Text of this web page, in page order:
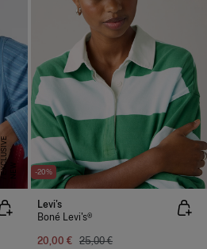
NEW
E
X
C
L
S
I
V
E
O
N
L
I
N -20%
Levi's
Boné Levi's®
20,00 € 25,00 €